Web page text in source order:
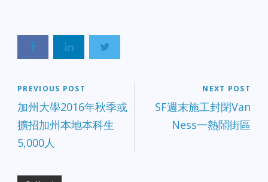
PREVIOUS POST
加州大學2016年秋季或
擴招加州本地本科生
5,000人
NEXT POST
SF週末施工封閉Van
Ness一熱鬧街區